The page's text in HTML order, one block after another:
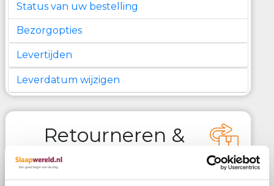
Status van uw bestelling
Bezorgopties
Levertijden
Leverdatum wijzigen
Retourneren &